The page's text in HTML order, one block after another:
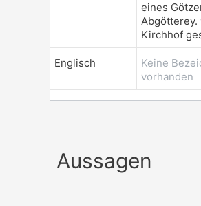
eines
Abgötterey.
Kirchhof
Englisch
Keine
vorhanden
Aussagen